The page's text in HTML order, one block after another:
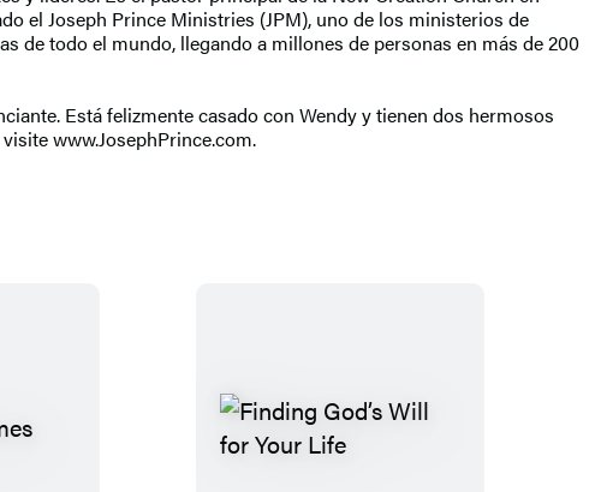
el Joseph Prince Ministries (JPM), uno de los ministerios de
de todo el mundo, llegando a millones de personas en más de 200
Está felizmente casado con Wendy y tienen dos hermosos
www.JosephPrince.com.